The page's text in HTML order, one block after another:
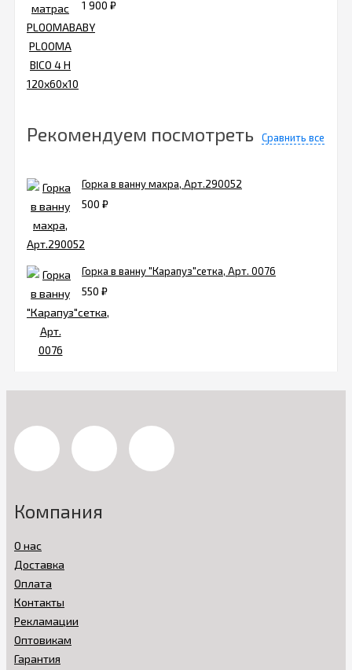
1 900 ₽
Рекомендуем посмотреть Сравнить все
Горка в ванну махра, Арт.290052
500 ₽
Горка в ванну "Карапуз"сетка, Арт. 0076
550 ₽
Компания
О нас
Доставка
Оплата
Контакты
Рекламации
Оптовикам
Гарантия